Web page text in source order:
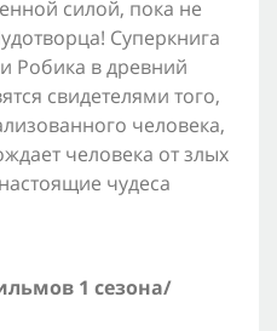
силой, пока не
Суперкнига
Робика в древний
свидетелями того,
человека,
человека от злых
чудеса
1 сезона/